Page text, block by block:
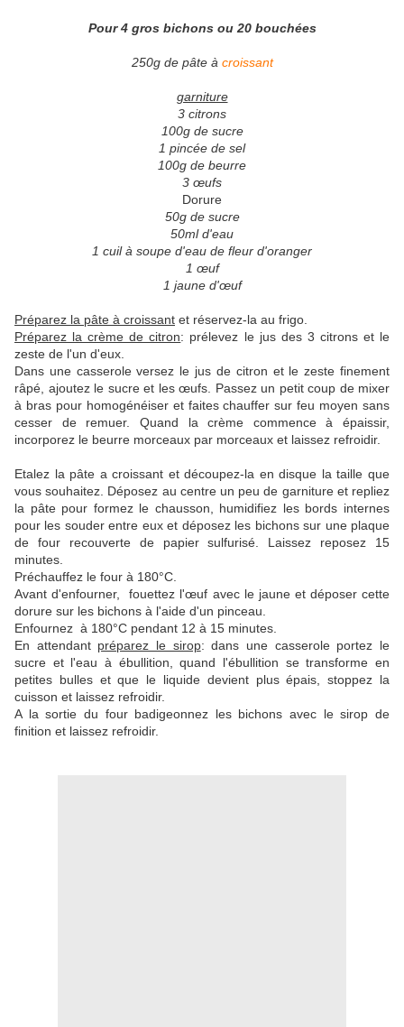
Pour 4 gros bichons ou 20 bouchées
250g de pâte à croissant
garniture
3 citrons
100g de sucre
1 pincée de sel
100g de beurre
3 œufs
Dorure
50g de sucre
50ml d'eau
1 cuil à soupe d'eau de fleur d'oranger
1 œuf
1 jaune d'œuf
Préparez la pâte à croissant et réservez-la au frigo.
Préparez la crème de citron: prélevez le jus des 3 citrons et le
zeste de l'un d'eux.
Dans une casserole versez le jus de citron et le zeste finement
râpé, ajoutez le sucre et les œufs. Passez un petit coup de mixer
à bras pour homogénéiser et faites chauffer sur feu moyen sans
cesser de remuer. Quand la crème commence à épaissir,
incorporez le beurre morceaux par morceaux et laissez refroidir.
Etalez la pâte a croissant et découpez-la en disque la taille que
vous souhaitez. Déposez au centre un peu de garniture et repliez
la pâte pour formez le chausson, humidifiez les bords internes
pour les souder entre eux et déposez les bichons sur une plaque
de four recouverte de papier sulfurisé. Laissez reposez 15
minutes.
Préchauffez le four à 180°C.
Avant d'enfourner, fouettez l'œuf avec le jaune et déposer cette
dorure sur les bichons à l'aide d'un pinceau.
Enfournez à 180°C pendant 12 à 15 minutes.
En attendant préparez le sirop: dans une casserole portez le
sucre et l'eau à ébullition, quand l'ébullition se transforme en
petites bulles et que le liquide devient plus épais, stoppez la
cuisson et laissez refroidir.
A la sortie du four badigeonnez les bichons avec le sirop de
finition et laissez refroidir.